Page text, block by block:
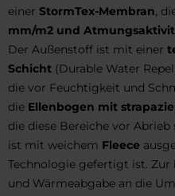
einer StormTex-Membran,
mm/m2 und
Der Außenstoff ist mit einer
Schicht (Durable Water
die vor Feuchtigkeit und
die Ellenbogen mit
die diese Bereiche vor Abrieb
ist mit weichem Fleece
Technologie gefertigt ist.
und Wärmeabgabe an die